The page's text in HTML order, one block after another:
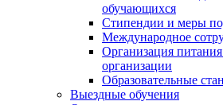
обучающихся
Стипендии и меры
Международное
Организация
организации
Образовательные
Выездные обучения